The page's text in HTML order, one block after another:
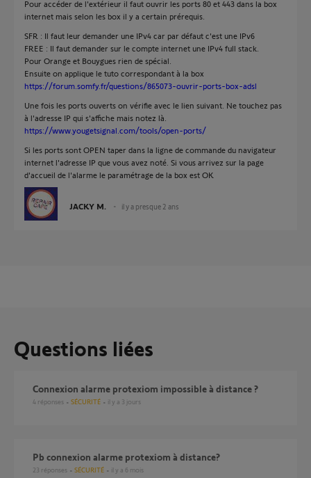
Pour accéder de l'extérieur il faut ouvrir les ports 80 et 443 dans la box
internet mais selon les box il y a certain prérequis.
SFR : Il faut leur demander une IPv4 car par défaut c'est une IPv6
FREE : Il faut demander sur le compte internet une IPv4 full stack.
Pour Orange et Bouygues rien de spécial.
Ensuite on applique le tuto correspondant à la box
https://forum.somfy.fr/questions/865073-ouvrir-ports-box-adsl
Une fois les ports ouverts on vérifie avec le lien suivant. Ne touchez pas
à l'adresse IP qui s'affiche mais notez là.
https://www.yougetsignal.com/tools/open-ports/
Si les ports sont OPEN taper dans la ligne de commande du navigateur
internet l'adresse IP que vous avez noté. Si vous arrivez sur la page
d'accueil de l'alarme le paramétrage de la box est OK
JACKY M. il y a presque 2 ans
Questions liées
Connexion alarme protexiom impossible à distance ?
4 réponses SÉCURITÉ il y a 3 jours
pb connexion alarme protexiom à distance?
23 réponses SÉCURITÉ il y a 6 mois